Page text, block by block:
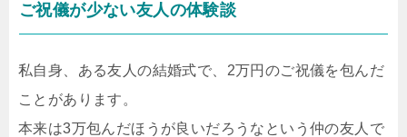
ご祝儀が少ない友人の体験談
私自身、ある友人の結婚式で、2万円のご祝儀を包んだ
ことがあります。
本来は3万包んだほうが良いだろうなという仲の友人で